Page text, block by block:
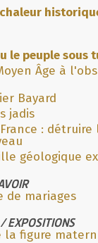
le peuple sous
Âge à
Bayard
jadis
: détruire
géologique
de mariages
EXPOSITIONS
la figure